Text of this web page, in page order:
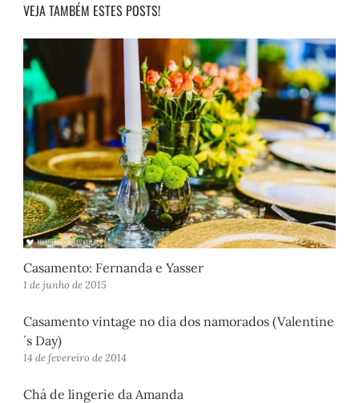
VEJA TAMBÉM ESTES POSTS!
Casamento: Fernanda e Yasser
1 de junho de 2015
Casamento vintage no dia dos namorados (Valentine
´s Day)
14 de fevereiro de 2014
Chá de lingerie da Amanda